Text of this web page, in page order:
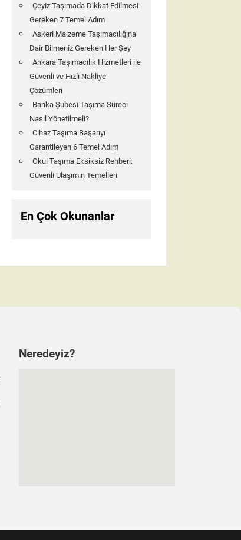
Çeyiz Taşımada Dikkat Edilmesi
Gereken 7 Temel Adım
Askeri Malzeme Taşımacılığına
Dair Bilmeniz Gereken Her Şey
Ankara Taşımacılık Hizmetleri ile
Güvenli ve Hızlı Nakliye
Çözümleri
Banka Şubesi Taşıma Süreci
Nasıl Yönetilmeli?
Cihaz Taşıma Başarıyı
Garantileyen 6 Temel Adım
Okul Taşıma Eksiksiz Rehberi:
Güvenli Ulaşımın Temelleri
En Çok Okunanlar
Neredeyiz?